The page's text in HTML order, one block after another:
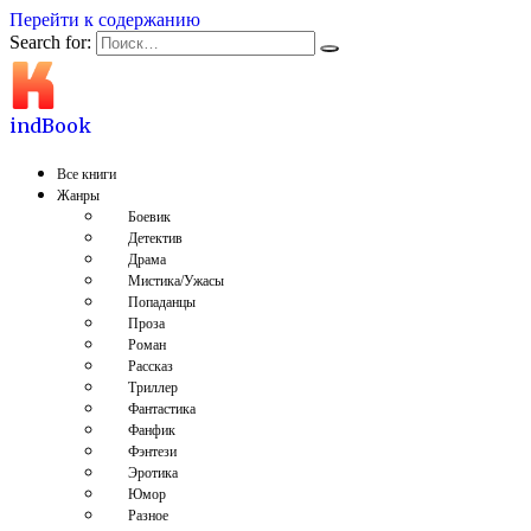
Перейти к содержанию
Search for:
indBook
Все книги
Жанры
Боевик
Детектив
Драма
Мистика/Ужасы
Попаданцы
Проза
Роман
Рассказ
Триллер
Фантастика
Фанфик
Фэнтези
Эротика
Юмор
Разное